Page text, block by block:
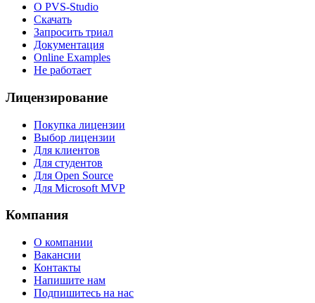
О PVS-Studio
Скачать
Запросить триал
Документация
Online Examples
Не работает
Лицензирование
Покупка лицензии
Выбор лицензии
Для клиентов
Для студентов
Для Open Source
Для Microsoft MVP
Компания
О компании
Вакансии
Контакты
Напишите нам
Подпишитесь на нас